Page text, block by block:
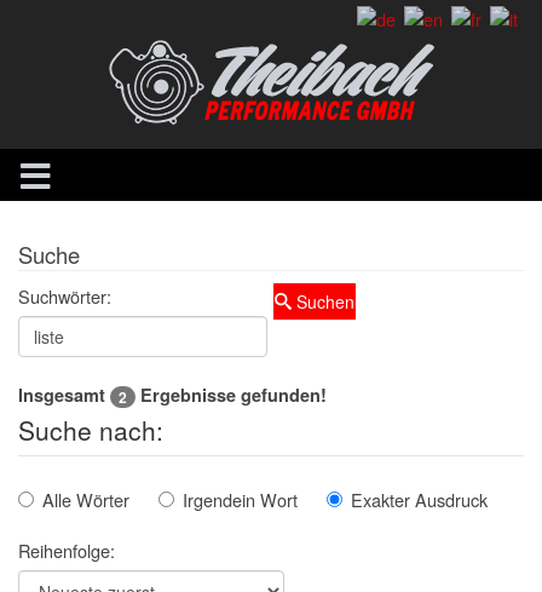
Suche
Suchwörter: Suchen
Insgesamt 2 Ergebnisse gefunden!
Suche nach:
Alle Wörter Irgendein Wort
Exakter Ausdruck
Reihenfolge: